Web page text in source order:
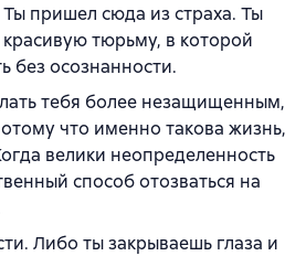
пришел сюда из страха. Ты
тюрьму, в которой
без осознанности.
тебя более незащищенным,
что именно такова жизнь,
велики неопределенность
способ отозваться на
Либо ты закрываешь глаза и